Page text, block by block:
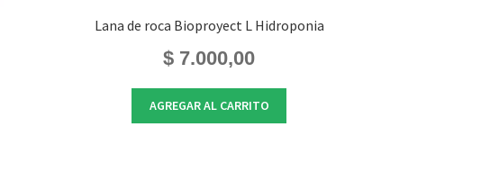
Lana de roca Bioproyect L Hidroponia
$ 7.000,00
AGREGAR AL CARRITO